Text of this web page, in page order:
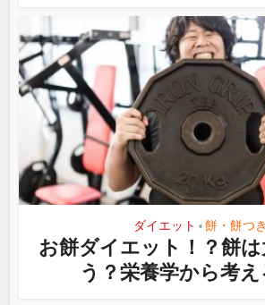
ダイエット • 餅・餅つき
お餅ダイエット！？餅
う？栄養学から考